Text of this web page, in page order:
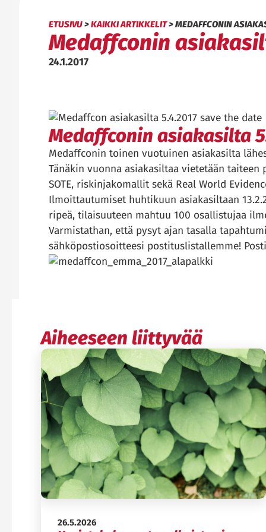
ETUSIVU>KAIKKI ARTIKKELIT>MEDAFFCONIN
Medaffconin
24.1.2017
Medaffconin asiakasilta
Medaffconin toinen vuotuinen asiakasilta
Tänäkin vuonna asiakasiltaa vietetään taiteen
SOTE, riskinjakomallit sekä Real World
Ilmoittautumiset huhtikuun asiakasiltaan
ripeä, tilaisuuteen mahtuu 100 osallistujaa
Varmistathan, että pysyt ajan tasalla
sähköpostiosoitteesi postituslistallemme!
Aiheeseen liittyvää
Julkaistu:
26.5.2026